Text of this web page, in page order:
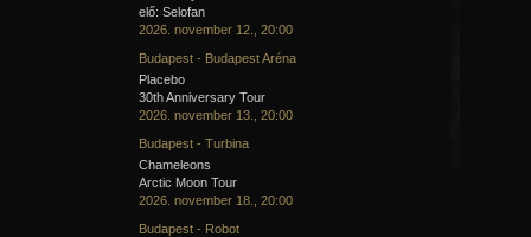
elő: Selofan
2026. november 12., 20:00
Budapest - Budapest Aréna
Placebo
30th Anniversary Tour
2026. november 13., 20:00
Budapest - Turbina
Chameleons
Arctic Moon Tour
2026. november 18., 20:00
Budapest - Robot